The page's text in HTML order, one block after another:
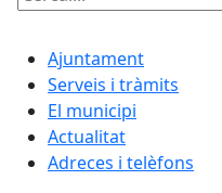
Cercar:
Ajuntament
Serveis i tràmits
El municipi
Actualitat
Adreces i telèfons